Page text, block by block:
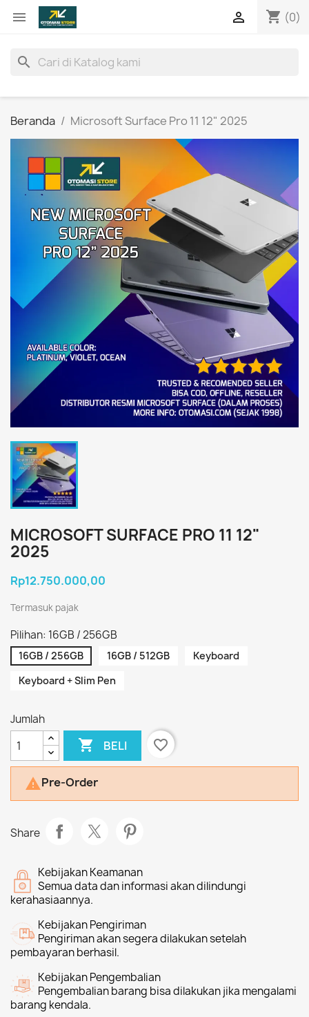
 shopping_cart (0)

search
Beranda Microsoft Surface Pro 11 12" 2025
MICROSOFT SURFACE PRO 11 12"
2025
Rp12.750.000,00
Termasuk pajak
Pilihan: 16GB / 256GB
16GB / 256GB 16GB / 512GB
Keyboard
Keyboard + Slim Pen
Jumlah
 BELI favorite_border
Pre-Order
Share
Kebijakan Keamanan
Semua data dan informasi akan dilindungi
kerahasiaannya.
Kebijakan Pengiriman
Pengiriman akan segera dilakukan setelah
pembayaran berhasil.
Kebijakan Pengembalian
Pengembalian barang bisa dilakukan jika mengalami
barang kendala.